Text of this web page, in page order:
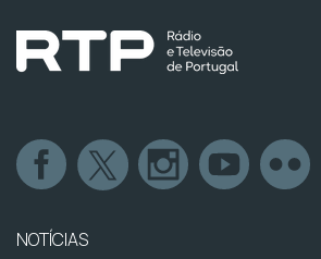
NOTÍCIAS